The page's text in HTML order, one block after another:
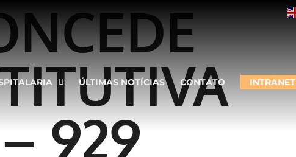
ÚLTIMAS NOTÍCIAS CONTATO INTRANET
929